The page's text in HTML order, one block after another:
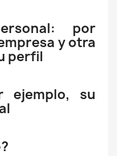
por
y otra
perfil
ejemplo, su